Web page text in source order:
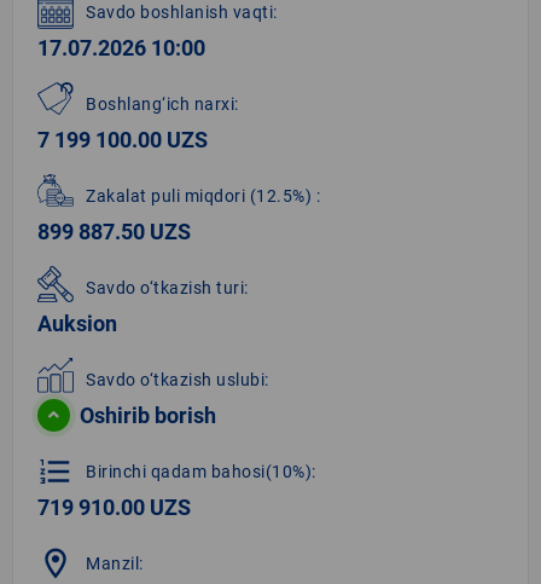
Savdo boshlanish vaqti:
17.07.2026 10:00
Boshlang‘ich narxi:
7 199 100.00 UZS
Zakalat puli miqdori (12.5%) :
899 887.50 UZS
Savdo o‘tkazish turi:
Auksion
Savdo o‘tkazish uslubi:
Oshirib borish
format_list_numbered Birinchi qadam bahosi(10%):
719 910.00 UZS
location_on Manzil: